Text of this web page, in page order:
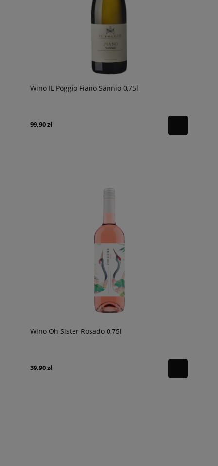
Wino IL Poggio Fiano Sannio 0,75l
99,90 zł
Wino Oh Sister Rosado 0,75l
39,90 zł